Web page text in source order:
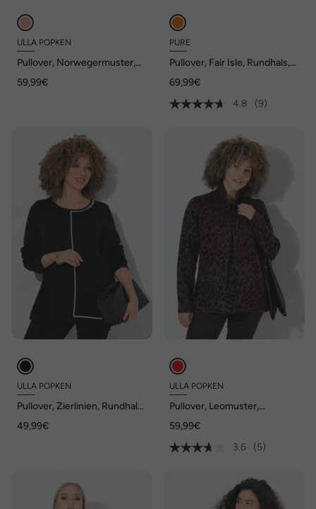
ULLA POPKEN
Pullover, Norwegermuster,
59,99€
PURE
Pullover, Fair Isle, Rundhals,
69,99€
4.8
(9)
ULLA POPKEN
Pullover, Zierlinien, Rundhals,
49,99€
ULLA POPKEN
Pullover, Leomuster,
59,99€
3.6
(5)